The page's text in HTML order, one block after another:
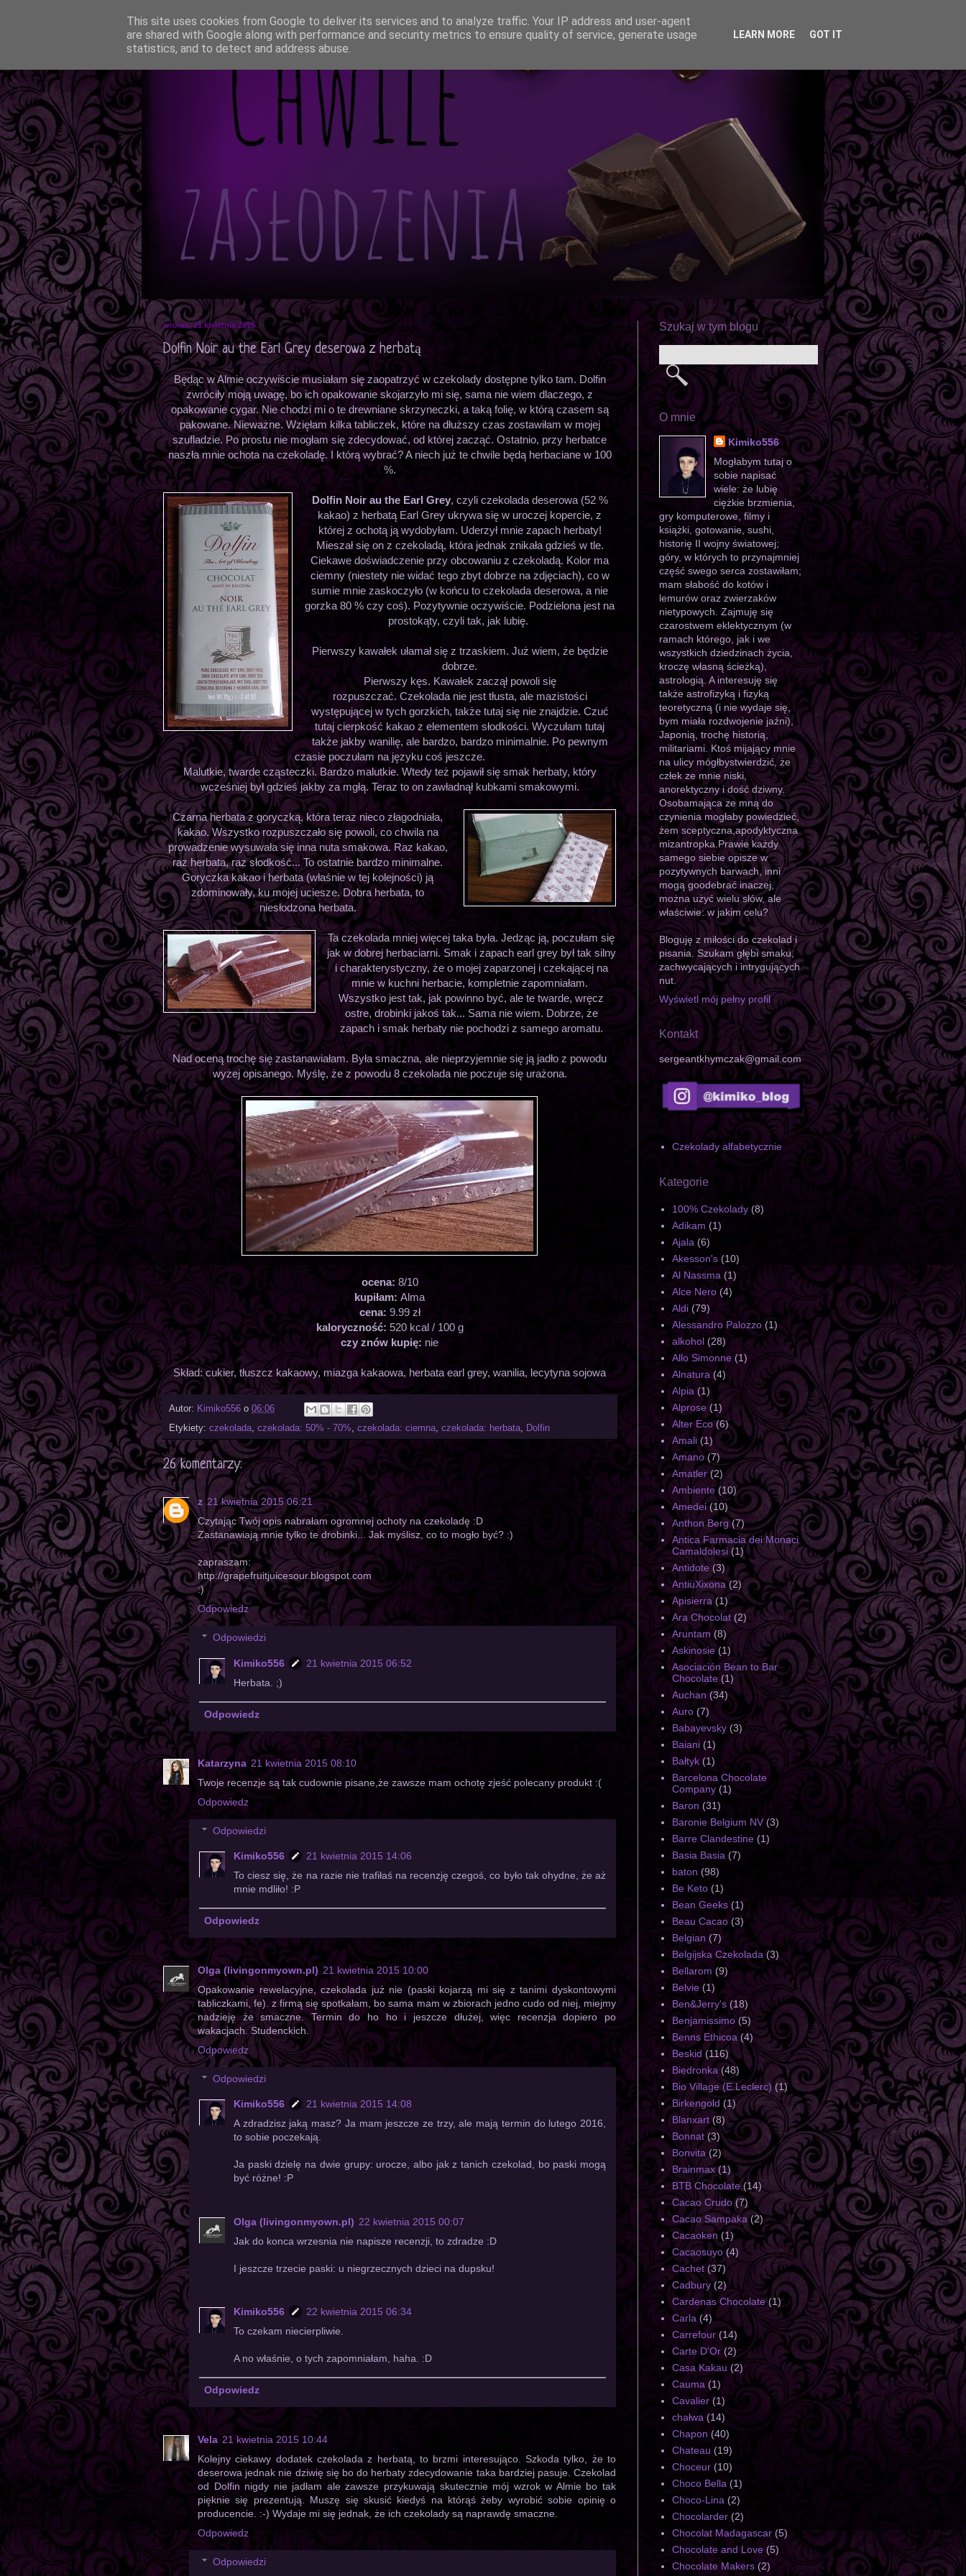
wtorek, 21 kwietnia 2015
Dolfin Noir au the Earl Grey deserowa z herbatą
Będąc w Almie oczywiście musiałam się zaopatrzyć w czekolady dostępne tylko tam. Dolfin
zwróciły moją uwagę, bo ich opakowanie skojarzyło mi się, sama nie wiem dlaczego, z
opakowanie cygar. Nie chodzi mi o te drewniane skrzyneczki, a taką folię, w którą czasem są
pakowane. Nieważne. Wzięłam kilka tabliczek, które na dłuższy czas zostawiłam w mojej
szufladzie. Po prostu nie mogłam się zdecydować, od której zacząć. Ostatnio, przy herbatce
naszła mnie ochota na czekoladę. I którą wybrać? A niech już te chwile będą herbaciane w 100
%.
Dolfin Noir au the Earl Grey, czyli czekolada deserowa (52 %
kakao) z herbatą Earl Grey ukrywa się w uroczej kopercie, z
której z ochotą ją wydobyłam. Uderzył mnie zapach herbaty!
Mieszał się on z czekoladą, która jednak znikała gdzieś w tle.
Ciekawe doświadczenie przy obcowaniu z czekoladą. Kolor ma
ciemny (niestety nie widać tego zbyt dobrze na zdjęciach), co w
sumie mnie zaskoczyło (w końcu to czekolada deserowa, a nie
gorzka 80 % czy coś). Pozytywnie oczywiście. Podzielona jest na
prostokąty, czyli tak, jak lubię.
Pierwszy kawałek ułamał się z trzaskiem. Już wiem, że będzie
dobrze.
Pierwszy kęs. Kawałek zaczął powoli się
rozpuszczać. Czekolada nie jest tłusta, ale mazistości
występującej w tych gorzkich, także tutaj się nie znajdzie. Czuć
tutaj cierpkość kakao z elementem słodkości. Wyczułam tutaj
także jakby wanilię, ale bardzo, bardzo minimalnie. Po pewnym
czasie poczułam na języku coś jeszcze.
Malutkie, twarde cząsteczki. Bardzo malutkie. Wtedy też pojawił się smak herbaty, który
wcześniej był gdzieś jakby za mgłą. Teraz to on zawładnął kubkami smakowymi.
Czarna herbata z goryczką, która teraz nieco złagodniała,
kakao. Wszystko rozpuszczało się powoli, co chwila na
prowadzenie wysuwała się inna nuta smakowa. Raz kakao,
raz herbata, raz słodkość... To ostatnie bardzo minimalne.
Goryczka kakao i herbata (właśnie w tej kolejności) ją
zdominowały, ku mojej uciesze. Dobra herbata, to
niesłodzona herbata.
Ta czekolada mniej więcej taka była. Jedząc ją, poczułam się
jak w dobrej herbaciarni. Smak i zapach earl grey był tak silny
i charakterystyczny, że o mojej zaparzonej i czekającej na
mnie w kuchni herbacie, kompletnie zapomniałam.
Wszystko jest tak, jak powinno być, ale te twarde, wręcz
ostre, drobinki jakoś tak... Sama nie wiem. Dobrze, że
zapach i smak herbaty nie pochodzi z samego aromatu.
Nad oceną trochę się zastanawiałam. Była smaczna, ale nieprzyjemnie się ją jadło z powodu
wyżej opisanego. Myślę, że z powodu 8 czekolada nie poczuje się urażona.
ocena: 8/10
kupiłam: Alma
cena: 9.99 zł
kaloryczność: 520 kcal / 100 g
czy znów kupię: nie
Skład: cukier, tłuszcz kakaowy, miazga kakaowa, herbata earl grey, wanilia, lecytyna sojowa
Autor: Kimiko556 o 06:06
Etykiety: czekolada, czekolada: 50% - 70%, czekolada: ciemna, czekolada: herbata, Dolfin
26 komentarzy:
z 21 kwietnia 2015 06:21
Czytając Twój opis nabrałam ogromnej ochoty na czekoladę :D
Zastanawiają mnie tylko te drobinki... Jak myślisz, co to mogło być? :)
zapraszam:
http://grapefruitjuicesour.blogspot.com
:)
Odpowiedz
Odpowiedzi
Kimiko556
21 kwietnia 2015 06:52
Herbata. ;)
Odpowiedz
Katarzyna 21 kwietnia 2015 08:10
Twoje recenzje są tak cudownie pisane,że zawsze mam ochotę zjeść polecany produkt :(
Odpowiedz
Odpowiedzi
Kimiko556
21 kwietnia 2015 14:06
To ciesz się, że na razie nie trafiłaś na recenzję czegoś, co było tak ohydne, że aż
mnie mdliło! :P
Odpowiedz
Olga (livingonmyown.pl) 21 kwietnia 2015 10:00
Opakowanie rewelacyjne, czekolada już nie (paski kojarzą mi się z tanimi dyskontowymi
tabliczkami, fe). z firmą się spotkałam, bo sama mam w zbiorach jedno cudo od niej, miejmy
nadzieję że smaczne. Termin do ho ho i jeszcze dłużej, więc recenzja dopiero po
wakacjach. Studenckich.
Odpowiedz
Odpowiedzi
Kimiko556
21 kwietnia 2015 14:08
A zdradzisz jaką masz? Ja mam jeszcze ze trzy, ale mają termin do lutego 2016,
to sobie poczekają.
Ja paski dzielę na dwie grupy: urocze, albo jak z tanich czekolad, bo paski mogą
być różne! :P
Olga (livingonmyown.pl) 22 kwietnia 2015 00:07
Jak do konca wrzesnia nie napisze recenzji, to zdradze :D
I jeszcze trzecie paski: u niegrzecznych dzieci na dupsku!
Kimiko556
22 kwietnia 2015 06:34
To czekam niecierpliwie.
A no właśnie, o tych zapomniałam, haha. :D
Odpowiedz
Vela 21 kwietnia 2015 10:44
Kolejny ciekawy dodatek czekolada z herbatą, to brzmi interesująco. Szkoda tylko, że to
deserowa jednak nie dziwię się bo do herbaty zdecydowanie taka bardziej pasuje. Czekolad
od Dolfin nigdy nie jadłam ale zawsze przykuwają skutecznie mój wzrok w Almie bo tak
pięknie się prezentują. Muszę się skusić kiedyś na którąś żeby wyrobić sobie opinię o
producencie. :-) Wydaje mi się jednak, że ich czekolady są naprawdę smaczne.
Odpowiedz
Odpowiedzi
Szukaj w tym blogu
O mnie
Kimiko556
Mogłabym tutaj o
sobie napisać
wiele: że lubię
ciężkie brzmienia,
gry komputerowe, filmy i
książki, gotowanie, sushi,
historię II wojny światowej;
góry, w których to przynajmniej
część swego serca zostawiłam;
mam słabość do kotów i
lemurów oraz zwierzaków
nietypowych. Zajmuję się
czarostwem eklektycznym (w
ramach którego, jak i we
wszystkich dziedzinach życia,
kroczę własną ścieżką),
astrologią. A interesuję się
także astrofizyką i fizyką
teoretyczną (i nie wydaje się,
bym miała rozdwojenie jaźni),
Japonią, trochę historią,
militariami. Ktoś mijający mnie
na ulicy mógłbystwierdzić, że
człek ze mnie niski,
anorektyczny i dość dziwny.
Osobamająca ze mną do
czynienia mogłaby powiedzieć,
żem sceptyczna,apodyktyczna
mizantropka.Prawie każdy
samego siebie opisze w
pozytywnych barwach, inni
mogą goodebrać inaczej,
można użyć wielu słów, ale
właściwie: w jakim celu?
Bloguję z miłości do czekolad i
pisania. Szukam głębi smaku,
zachwycających i intrygujących
nut.
Wyświetl mój pełny profil
Kontakt
sergeantkhymczak@gmail.com
Czekolady alfabetycznie
Kategorie
100% Czekolady (8)
Adikam (1)
Ajala (6)
Akesson's (10)
Al Nassma (1)
Alce Nero (4)
Aldi (79)
Alessandro Palozzo (1)
alkohol (28)
Allo Simonne (1)
Alnatura (4)
Alpia (1)
Alprose (1)
Alter Eco (6)
Amali (1)
Amano (7)
Amatler (2)
Ambiente (10)
Amedei (10)
Anthon Berg (7)
Antica Farmacia dei Monaci
Camaldolesi (1)
Antidote (3)
AntiuXixona (2)
Apisierra (1)
Ara Chocolat (2)
Aruntam (8)
Askinosie (1)
Asociación Bean to Bar
Chocolate (1)
Auchan (34)
Auro (7)
Babayevsky (3)
Baiani (1)
Bałtyk (1)
Barcelona Chocolate
Company (1)
Baron (31)
Baronie Belgium NV (3)
Barre Clandestine (1)
Basia Basia (7)
baton (98)
Be Keto (1)
Bean Geeks (1)
Beau Cacao (3)
Belgian (7)
Belgijska Czekolada (3)
Bellarom (9)
Belvie (1)
Ben&Jerry's (18)
Benjamissimo (5)
Benns Ethicoa (4)
Beskid (116)
Biedronka (48)
Bio Village (E.Leclerc) (1)
Birkengold (1)
Blanxart (8)
Bonnat (3)
Bonvita (2)
Brainmax (1)
BTB Chocolate (14)
Cacao Crudo (7)
Cacao Sampaka (2)
Cacaoken (1)
Cacaosuyo (4)
Cachet (37)
Cadbury (2)
Cardenas Chocolate (1)
Carla (4)
Carrefour (14)
Carte D'Or (2)
Casa Kakau (2)
Cauma (1)
Cavalier (1)
chałwa (14)
Chapon (40)
Chateau (19)
Choceur (10)
Choco Bella (1)
Choco-Lina (2)
Chocolarder (2)
Chocolat Madagascar (5)
Chocolate and Love (5)
Chocolate Makers (2)
This site uses cookies from Google to deliver its services and to analyze traffic. Your IP address and user-agent
are shared with Google along with performance and security metrics to ensure quality of service, generate usage
statistics, and to detect and address abuse.
LEARN MORE GOT IT